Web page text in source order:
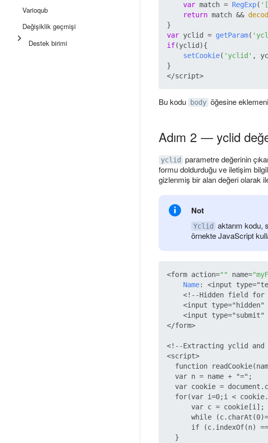
Varioqub
Değişiklik geçmişi
Destek birimi
var match = RegExp(
return match &&
var yclid = getParam(
if(yclid){
setCookie( 'yclid' ,
}
Bu kodu body öğesine
Adım 2 — yclid
yclid
parametre değerinin
formu doldurduğu ve iletişim
gizlenmiş bir alan değeri olarak
Not
Yclid
aktarım kodu,
örnekte JavaScript
<form action="" name=
Name: <input
<!--Hidden field
<input
<input
</form>
<!--Extracting yclid and
<script>
function
  var n = name + "=";
var cookie =
for(var i=0;i <
var c =
while
if (c.indexOf(n)
  }